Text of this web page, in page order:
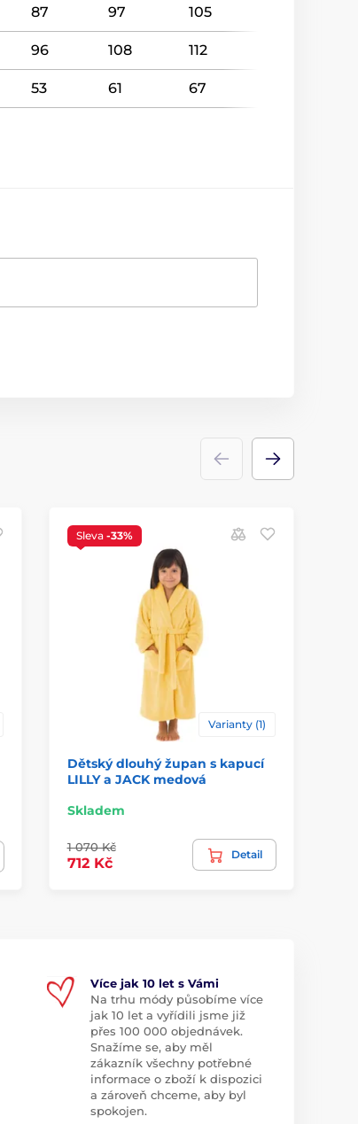
87 97 105
96 108 112
53 61 67
Sleva -33%
Varianty (1)
Dětský dlouhý župan s kapucí
LILLY a JACK medová
Skladem
1 070 Kč
712 Kč
Detail
Více jak 10 let s Vámi
Na trhu módy působíme více
jak 10 let a vyřídili jsme již
přes 100 000 objednávek.
Snažíme se, aby měl
zákazník všechny potřebné
informace o zboží k dispozici
a zároveň chceme, aby byl
spokojen.